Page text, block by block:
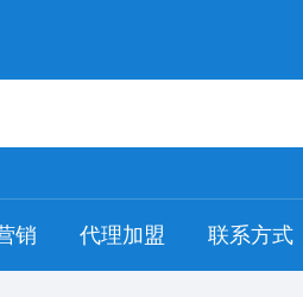
销 代理加盟 联系方式